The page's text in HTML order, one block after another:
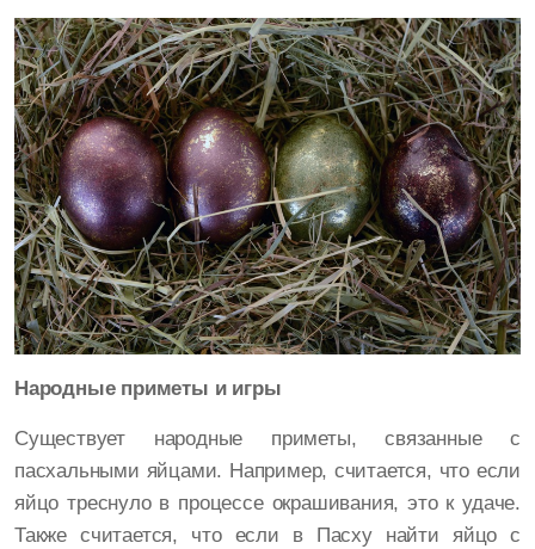
Народные приметы и игры
Существует народные приметы, связанные с
пасхальными яйцами. Например, считается, что если
яйцо треснуло в процессе окрашивания, это к удаче.
Также считается, что если в Пасху найти яйцо с